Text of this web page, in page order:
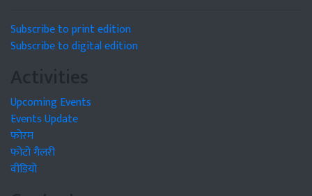
Subscribe to print edition
Subscribe to digital edition
Activities
Upcoming Events
Events Update
फोरम
फोटो गैलरी
वीडियो